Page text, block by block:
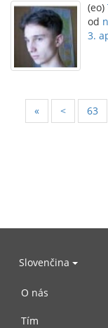
(eo)
od
3.
« < 63
Slovenčina
O nás
Tím